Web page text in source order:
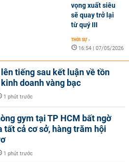
vọng xuất siêu
sẽ quay trở lại
từ quý III
THỜI SỰ -
16:54 | 07/05/2026
tiếng sau kết luận về tồn
doanh vàng bạc
1 phút trước
gym tại TP HCM bất ngờ
tất cả cơ sở, hàng trăm hội
1 phút trước